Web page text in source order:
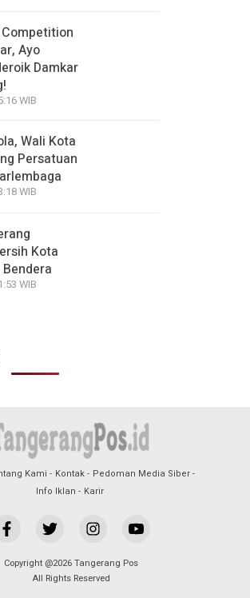
Ayo
Damkar
WIB
Wali Kota
Persatuan
WIB
Kota
WIB
Kami Kontak
Pedoman Media Siber
Info Iklan
Karir
Copyright @2026 Tangerang Pos
All Rights Reserved